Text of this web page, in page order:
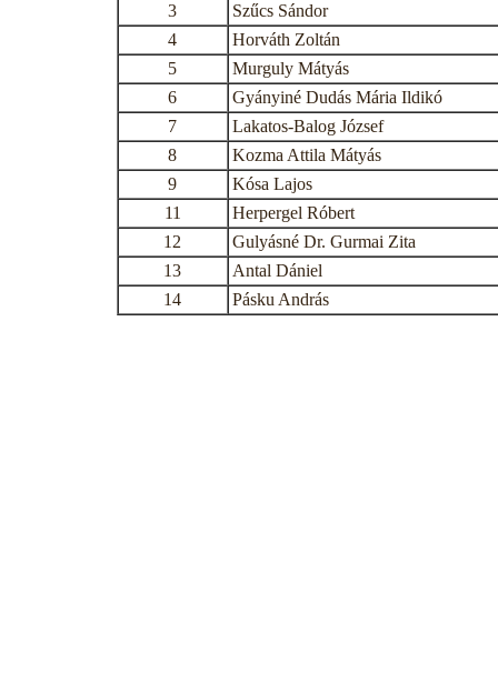
3
Szűcs Sándor
4
Horváth Zoltán
5
Murguly Mátyás
6
Gyányiné Dudás Mária Ildikó
7
Lakatos-Balog József
8
Kozma Attila Mátyás
9
Kósa Lajos
11
Herpergel Róbert
12
Gulyásné Dr. Gurmai Zita
13
Antal Dániel
14
Pásku András